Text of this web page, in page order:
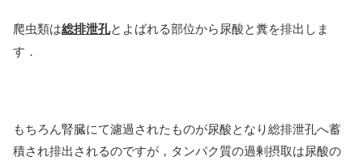
爬虫類は総排泄孔とよばれる部位から尿酸と糞を排出しま
す．
もちろん腎臓にて濾過されたものが尿酸となり総排泄孔へ蓄
積され排出されるのですが，タンパク質の過剰摂取は尿酸の